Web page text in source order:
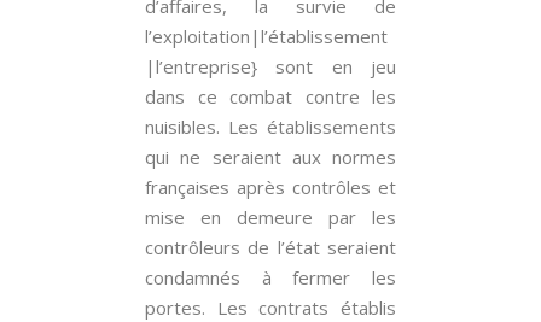
d’affaires, la survie de
l’exploitation|l’établissement
|l’entreprise} sont en jeu
dans ce combat contre les
nuisibles. Les établissements
qui ne seraient aux normes
françaises après contrôles et
mise en demeure par les
contrôleurs de l’état seraient
condamnés à fermer les
portes. Les contrats établis